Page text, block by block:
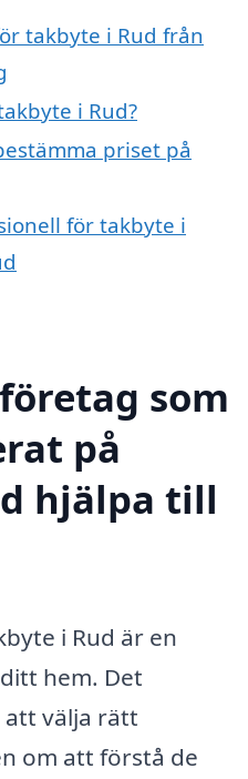
takbyte i Rud från
i Rud?
priset på
för takbyte i
som
på
hjälpa till
i Rud är en
hem. Det
välja rätt
om att förstå de